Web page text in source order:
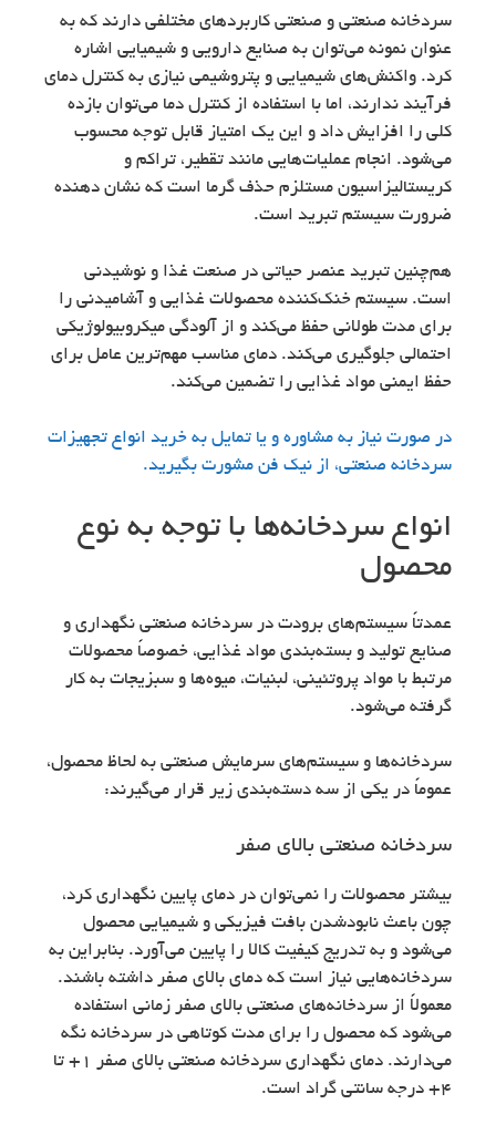
سردخانه‌ صنعتی و صنعتی کاربردهای مختلفی دارند که به
عنوان نمونه می‌توان به صنایع دارویی و شیمیایی اشاره
کرد. واکنش‌های شیمیایی و پتروشیمی نیازی به کنترل دمای
فرآیند ندارند، اما با استفاده از کنترل دما می‌توان بازده
کلی را افزایش داد و این یک امتیاز قابل توجه محسوب
می‌شود. انجام عملیات‌هایی مانند تقطیر، تراکم و
کریستالیزاسیون مستلزم حذف گرما است که نشان دهنده
ضرورت سیستم تبرید است.
هم‌چنین تبرید عنصر حیاتی در صنعت غذا و نوشیدنی
است. سیستم خنک‌کننده محصولات غذایی و آشامیدنی را
برای مدت طولانی حفظ می‌کند و از آلودگی میکروبیولوژیکی
احتمالی جلوگیری می‌کند. دمای مناسب مهم‌ترین عامل برای
حفظ ایمنی مواد غذایی را تضمین می‌کند.
در صورت نیاز به مشاوره و یا تمایل به خرید انواع تجهیزات
سردخانه صنعتی، از نیک فن مشورت بگیرید.
انواع سردخانه‌ها با توجه به نوع
محصول
عمدتاً سیستم‌های برودت در سردخانه‌ صنعتی نگهداری و
صنایع تولید و بسته‌بندی مواد غذایی، خصوصاً محصولات
مرتبط با مواد پروتئینی، لبنیات، میوه‌ها و سبزیجات به کار
گرفته می‌شود.
سردخانه‌ها و سیستم‌های سرمایش صنعتی به لحاظ محصول،
عموماً در یکی از سه دسته‌بندی زیر قرار می‌گیرند:
سردخانه‌ صنعتی بالای صفر
بیشتر محصولات را نمی‌توان در دمای پایین نگهداری کرد،
چون باعث نابودشدن بافت فیزیکی و شیمیایی محصول
می‌شود و به تدریج کیفیت کالا را پایین می‌آورد. بنابراین به
سردخانه‌هایی نیاز است که دمای بالای صفر داشته باشند.
معمولاً از سردخانه‌های صنعتی بالای صفر زمانی استفاده
می‌شود که محصول را برای مدت کوتاهی در سردخانه نگه
می‌دارند. دمای نگهداری سردخانه‌ صنعتی بالای صفر 1+ تا
4+ درجه سانتی گراد است.